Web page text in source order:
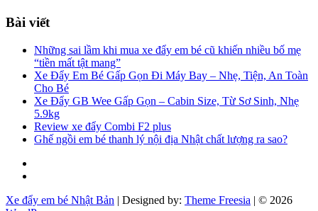
Bài viết
Những sai lầm khi mua xe đẩy em bé cũ khiến nhiều bố mẹ
“tiền mất tật mang”
Xe Đẩy Em Bé Gấp Gọn Đi Máy Bay – Nhẹ, Tiện, An Toàn
Cho Bé
Xe Đẩy GB Wee Gấp Gọn – Cabin Size, Từ Sơ Sinh, Nhẹ
5.9kg
Review xe đẩy Combi F2 plus
Ghế ngồi em bé thanh lý nội địa Nhật chất lượng ra sao?
Xe đẩy em bé Nhật Bản | Designed by: Theme Freesia | © 2026